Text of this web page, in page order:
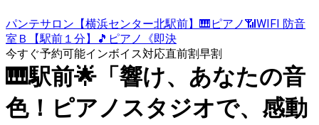
パンテサロン【横浜センター北駅前】🎹ピアノ📶WIFI 防音
室Ｂ【駅前１分】🎵ピアノ《即決
今すぐ予約可能インボイス対応直前割早割
🎹駅前🌟「響け、あなたの音
色！ピアノスタジオで、感動